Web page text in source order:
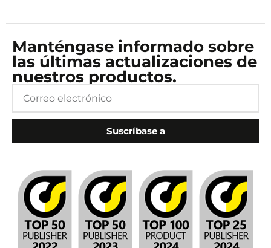
Manténgase informado sobre
las últimas actualizaciones de
nuestros productos.
Suscríbase a